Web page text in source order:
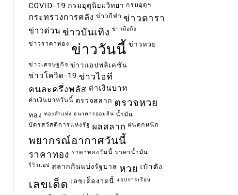
COVID-19 กรมอุตุนิยมวิทยา กรมอุตุฯ
กระทรวงการคลัง ข่าวกีฬา ข่าวดารา
ข่าวด่วน ข่าวบันเทิง ข่าวมือถือ
ข่าวราคาทอง ข่าววันนี้ ข่าวหวย
ข่าวเศรษฐกิจ ข่าวแอปพลิเคชัน
ข่าวโควิด-19 ข่าวไอที
คนละครึ่งพลัส ค่าเงินบาท
ค่าเงินบาทวันนี้ ตรวจสลาก ตรวจหวย
ทอง ทองคำแท่ง ธนาคารออมสิน น้ำมัน
บัตรสวัสดิการแห่งรัฐ ผลสลาก ฝนตกหนัก
พยากรณ์อากาศวันนี้
ราคาทอง ราคาทองวันนี้ ราคาน้ำมัน
รีวิวแอป สลากกินแบ่งรัฐบาล หวย เป๋าตัง
เลขเด็ด เลขเด็ดงวดนี้ แอปการเรียน